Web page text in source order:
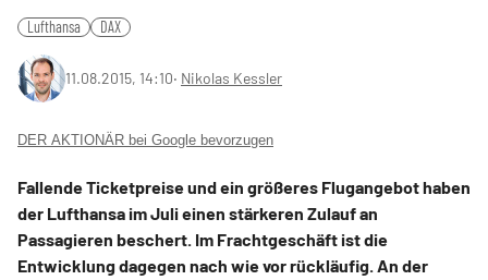
Lufthansa DAX
11.08.2015, 14:10‧ Nikolas Kessler
DER AKTIONÄR bei Google bevorzugen
Fallende Ticketpreise und ein größeres Flugangebot haben
der Lufthansa im Juli einen stärkeren Zulauf an
Passagieren beschert. Im Frachtgeschäft ist die
Entwicklung dagegen nach wie vor rückläufig. An der